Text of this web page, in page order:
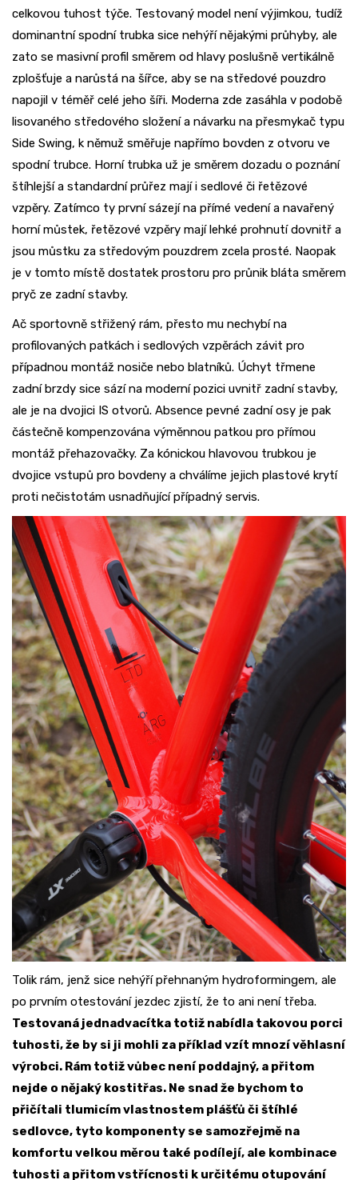
celkovou tuhost týče. Testovaný model není výjimkou, tudíž
dominantní spodní trubka sice nehýří nějakými průhyby, ale
zato se masivní profil směrem od hlavy poslušně vertikálně
zplošťuje a narůstá na šířce, aby se na středové pouzdro
napojil v téměř celé jeho šíři. Moderna zde zasáhla v podobě
lisovaného středového složení a návarku na přesmykač typu
Side Swing, k němuž směřuje napřímo bovden z otvoru ve
spodní trubce. Horní trubka už je směrem dozadu o poznání
štíhlejší a standardní průřez mají i sedlové či řetězové
vzpěry. Zatímco ty první sázejí na přímé vedení a navařený
horní můstek, řetězové vzpěry mají lehké prohnutí dovnitř a
jsou můstku za středovým pouzdrem zcela prosté. Naopak
je v tomto místě dostatek prostoru pro průnik bláta směrem
pryč ze zadní stavby.
Ač sportovně střižený rám, přesto mu nechybí na
profilovaných patkách i sedlových vzpěrách závit pro
případnou montáž nosiče nebo blatníků. Úchyt třmene
zadní brzdy sice sází na moderní pozici uvnitř zadní stavby,
ale je na dvojici IS otvorů. Absence pevné zadní osy je pak
částečně kompenzována výměnnou patkou pro přímou
montáž přehazovačky. Za kónickou hlavovou trubkou je
dvojice vstupů pro bovdeny a chválíme jejich plastové krytí
proti nečistotám usnadňující případný servis.
Tolik rám, jenž sice nehýří přehnaným hydroformingem, ale
po prvním otestování jezdec zjistí, že to ani není třeba.
Testovaná jednadvacítka totiž nabídla takovou porci
tuhosti, že by si ji mohli za příklad vzít mnozí věhlasní
výrobci. Rám totiž vůbec není poddajný, a přitom
nejde o nějaký kostitřas. Ne snad že bychom to
přičítali tlumicím vlastnostem plášťů či štíhlé
sedlovce, tyto komponenty se samozřejmě na
komfortu velkou měrou také podílejí, ale kombinace
tuhosti a přitom vstřícnosti k určitému otupování